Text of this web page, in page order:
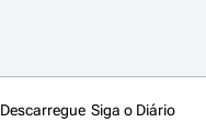
Descarregue Siga o Diário